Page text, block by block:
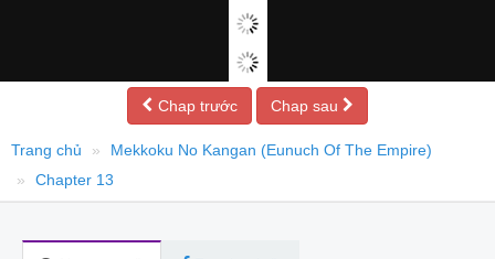
Chap trước Chap sau
Trang chủ
Mekkoku No Kangan (Eunuch Of The Empire)
Chapter 13